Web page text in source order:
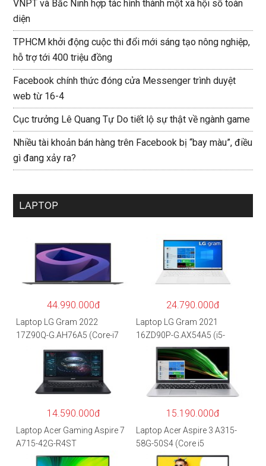
VNPT và Bắc Ninh hợp tác hình thành một xã hội số toàn
diện
TPHCM khởi động cuộc thi đổi mới sáng tạo nông nghiệp,
hỗ trợ tới 400 triệu đồng
Facebook chính thức đóng cửa Messenger trình duyệt
web từ 16-4
Cục trưởng Lê Quang Tự Do tiết lộ sự thật về ngành game
Nhiều tài khoản bán hàng trên Facebook bị “bay màu”, điều
gì đang xảy ra?
LAPTOP
44.990.000đ
Laptop LG Gram 2022
17Z90Q-G.AH76A5 (Core-i7
1260P/16GB/512GB/17″
WQXGA/Win 11/Xám)
24.790.000đ
Laptop LG Gram 2021
16ZD90P-G.AX54A5 (i5-
1135G7/8GB RAM/512GB
SSD/16″WQXGA/Dos/Trắng)
14.590.000đ
Laptop Acer Gaming Aspire 7
A715-42G-R4ST
NH.QAYSV.004 (R5
15.190.000đ
Laptop Acer Aspire 3 A315-
58G-50S4 (Core i5
1135G7/8GB